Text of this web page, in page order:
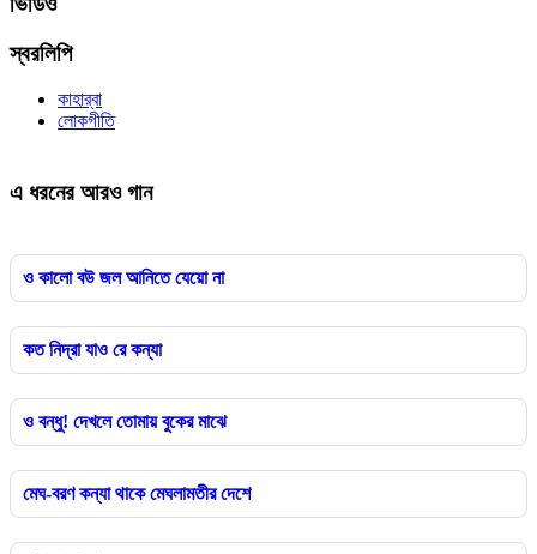
স্বরলিপি
কাহার্‌বা
লোকগীতি
এ ধরনের আরও গান
ও কালো বউ জল আনিতে যেয়ো না
কত নিদ্রা যাও রে কন্যা
ও বন্ধু! দেখলে তোমায় বুকের মাঝে
মেঘ-বরণ কন্যা থাকে মেঘলামতীর দেশে